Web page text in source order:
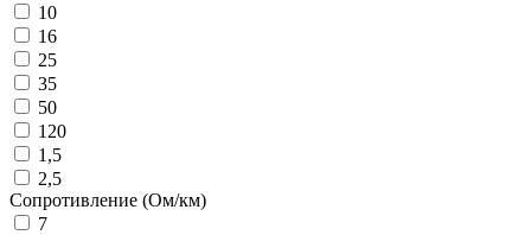
10
16
25
35
50
120
1,5
2,5
Сопротивление (Ом/км)
7